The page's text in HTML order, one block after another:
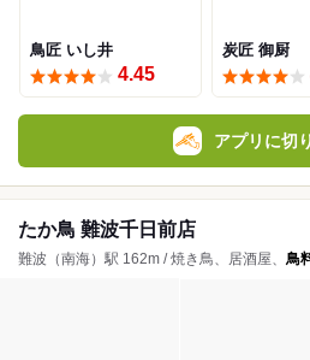
鳥匠 いし井
4.45
炭匠 御厨
アプリに切
たか鳥 難波千日前店
難波（南海）駅 162m / 焼き鳥、居酒屋、 鳥